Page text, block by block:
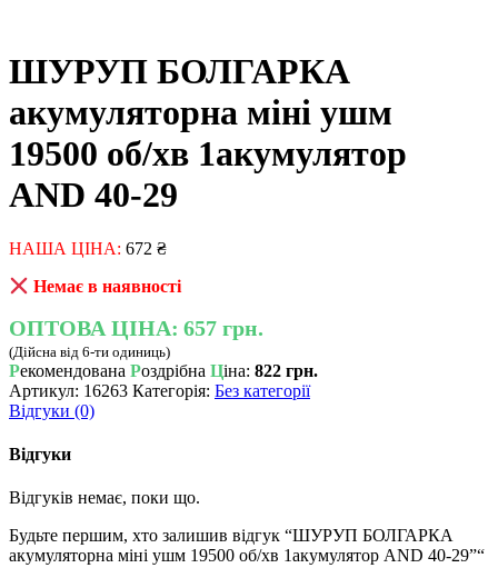
ШУРУП БОЛГАРКА
акумуляторна міні ушм
19500 об/хв 1акумулятор
AND 40-29
НАША ЦІНА: 672 ₴
Немає в наявності
ОПТОВА ЦІНА: 657 грн.
(Дійсна від 6-ти одиниць)
Рекомендована Роздрібна Ціна: 822 грн.
Артикул: 16263 Категорія: Без категорії
Відгуки (0)
Відгуки
Відгуків немає, поки що.
Будьте першим, хто залишив відгук “ШУРУП БОЛГАРКА
акумуляторна міні ушм 19500 об/хв 1акумулятор AND 40-29”“